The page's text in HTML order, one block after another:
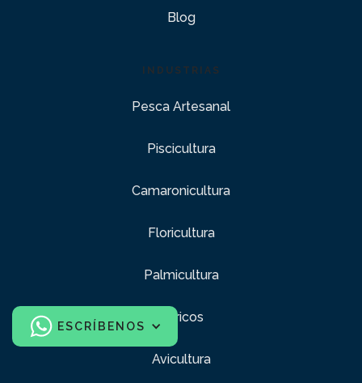
ESCRÍBENOS
Blog
INDUSTRIAS
Pesca Artesanal
Piscicultura
Camaronicultura
Floricultura
Palmicultura
Cítricos
Avicultura